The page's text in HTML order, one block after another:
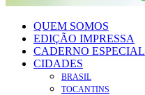
QUEM SOMOS
EDIÇÃO IMPRESSA
CADERNO ESPECIAL
CIDADES
BRASIL
TOCANTINS